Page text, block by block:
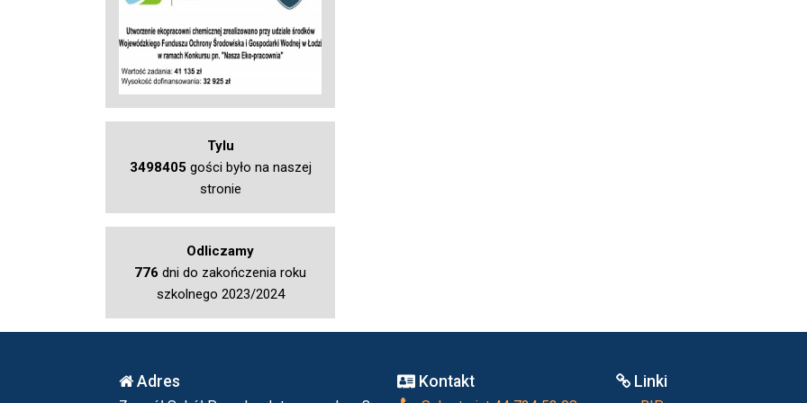
Tylu
3498405 gości było na naszej
stronie
Odliczamy
776 dni do zakończenia roku
szkolnego 2023/2024
Adres Kontakt Linki